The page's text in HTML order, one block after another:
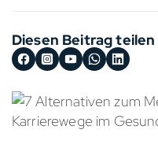
Diesen Beitrag teilen